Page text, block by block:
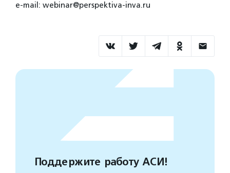
e-mail: webinar@perspektiva-inva.ru
Поддержите работу АСИ!